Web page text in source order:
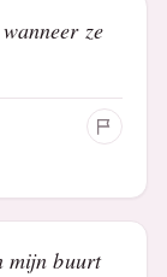
ze
mijn buurt